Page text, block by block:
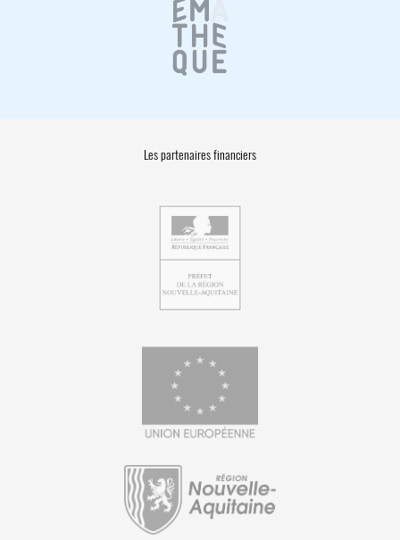
Les partenaires financiers